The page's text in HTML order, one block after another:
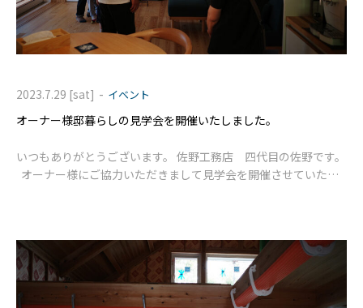
オーナー様邸暮らしの見学会を開催いたしました。
2023.7.29 [sat] - イベント
いつもありがとうございます。 佐野工務店 四代目の佐野です。